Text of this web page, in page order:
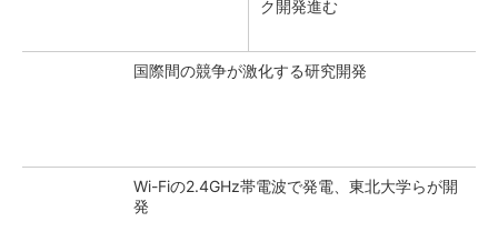
ク開発進む
国際間の競争が激化する研究開発
Wi-Fiの2.4GHz帯電波で発電、東北大学らが開
発